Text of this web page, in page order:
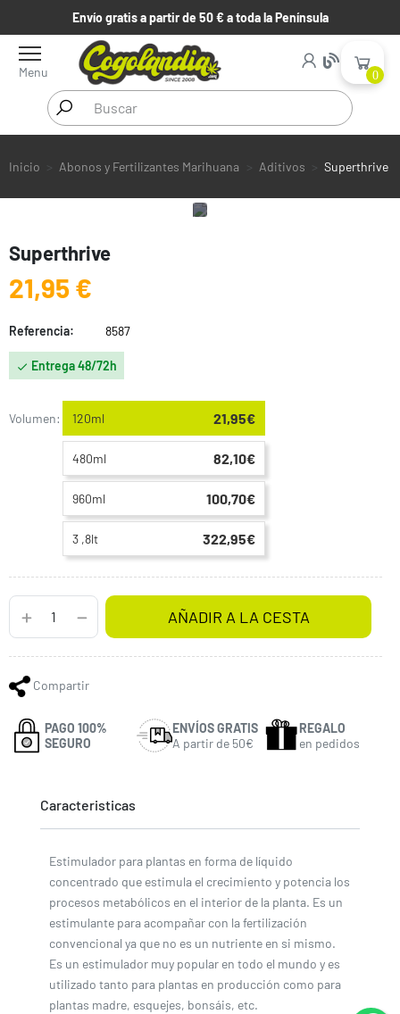
Envío gratis a partir de 50 € a toda la Península
Menu 0
Inicio Abonos y Fertilizantes Marihuana Aditivos Superthrive
Superthrive
21,95 €
Referencia: 8587
 Entrega 48/72h
Volumen: 120ml 21,95€
480ml 82,10€
960ml 100,70€
3 ,8lt 322,95€
AÑADIR A LA CESTA
Compartir
PAGO 100%
SEGURO
ENVÍOS GRATIS
A partir de 50€
REGALO
en pedidos
Caracteristicas
Estimulador para plantas en forma de líquido
concentrado que estimula el crecimiento y potencia los
procesos metabólicos en el interior de la planta. Es un
estimulante para acompañar con la fertilización
convencional ya que no es un nutriente en si mismo.
Es un estimulador muy popular en todo el mundo y es
utilizado tanto para plantas en producción como para
plantas madre, esquejes, bonsáis, etc.